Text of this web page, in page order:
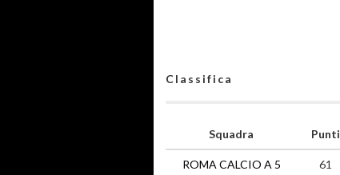
Classifica
Squadra
ROMA CALCIO A 5
Punti
61